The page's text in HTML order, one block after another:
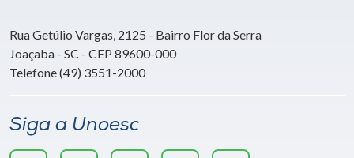
Rua Getúlio Vargas, 2125 - Bairro Flor da Serra
Joaçaba - SC - CEP 89600-000
Telefone (49) 3551-2000
Siga a Unoesc